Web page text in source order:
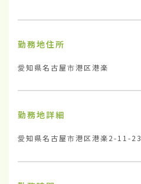
勤務地住所
愛知県名古屋市港区港楽
勤務地詳細
愛知県名古屋市港区港楽2-11-23